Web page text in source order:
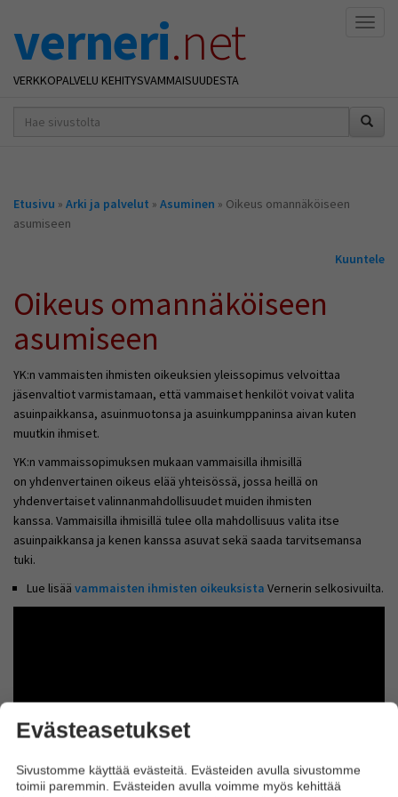
verneri.net
VERKKOPALVELU KEHITYSVAMMAISUUDESTA
hakusana(t)
Olet
täällä
Etusivu » Arki ja palvelut » Asuminen » Oikeus omannäköiseen
asumiseen
Kuuntele
Oikeus omannäköiseen
asumiseen
YK:n vammaisten ihmisten oikeuksien yleissopimus velvoittaa
jäsenvaltiot varmistamaan, että vammaiset henkilöt voivat valita
asuinpaikkansa, asuinmuotonsa ja asuinkumppaninsa aivan kuten
muutkin ihmiset.
YK:n vammaissopimuksen mukaan vammaisilla ihmisillä
on yhdenvertainen oikeus elää yhteisössä, jossa heillä on
yhdenvertaiset valinnanmahdollisuudet muiden ihmisten
kanssa. Vammaisilla ihmisillä tulee olla mahdollisuus valita itse
asuinpaikkansa ja kenen kanssa asuvat sekä saada tarvitsemansa
tuki.
Lue lisää vammaisten ihmisten oikeuksista Vernerin selkosivuilta.
Evästeasetukset
Sivustomme käyttää evästeitä. Evästeiden avulla sivustomme
toimii paremmin. Evästeiden avulla voimme myös kehittää